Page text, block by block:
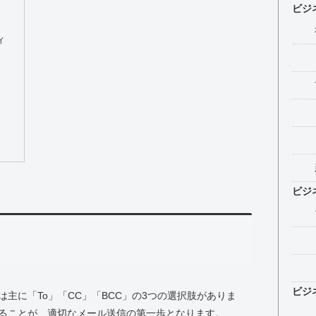
主に「To」「CC」「BCC」の3つの選択肢がありま
とが、適切なメール送信の第一歩となります。
ビジ
ビジ
ビジ